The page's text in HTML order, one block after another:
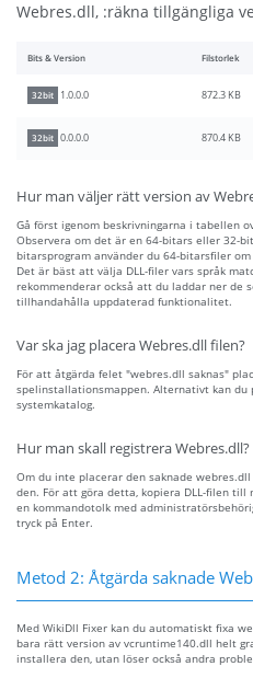
Webres.dll, :räkna tillgängliga
Bits & Version Filstorlek
32bit 1.0.0.0 872.3 KB
32bit 0.0.0.0 870.4 KB
Hur man väljer rätt version av
Gå först igenom beskrivningarna i tabellen
Observera om det är en 64-bitars eller 32-
bitarsprogram använder du 64-bitarsfiler
Det är bäst att välja DLL-filer vars språk
rekommenderar också att du laddar ner de
tillhandahålla uppdaterad funktionalitet.
Var ska jag placera Webres.dll filen?
För att åtgärda felet "webres.dll saknas"
spelinstallationsmappen. Alternativt kan du
systemkatalog.
Hur man skall registrera Webres.dll?
Om du inte placerar den saknade
den. För att göra detta, kopiera DLL-filen till
en kommandotolk med
tryck på Enter.
Metod 2: Åtgärda saknade
Med WikiDll Fixer kan du automatiskt fixa
bara rätt version av vcruntime140.dll helt
installera den, utan löser också andra